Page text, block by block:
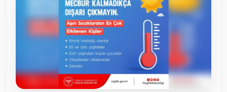
Kamu Kurumları ve Üst Kurullar
Resmi Reklamlar